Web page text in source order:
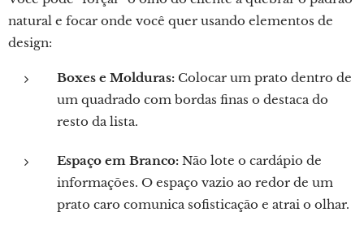
natural e focar onde você quer usando elementos de
design:
Boxes e Molduras: Colocar um prato dentro de
um quadrado com bordas finas o destaca do
resto da lista.
Espaço em Branco: Não lote o cardápio de
informações. O espaço vazio ao redor de um
prato caro comunica sofisticação e atrai o olhar.